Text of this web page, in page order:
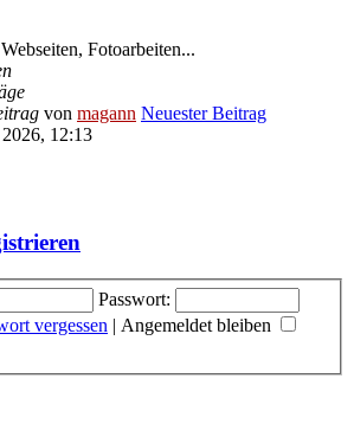
Fotoarbeiten...
von magann Neuester Beitrag
12:13
Passwort:
vergessen | Angemeldet bleiben